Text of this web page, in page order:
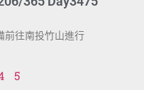
前往南投竹山進行
5